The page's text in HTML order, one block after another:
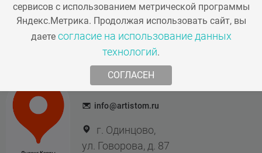
+74952041523
Заказать звонок
info@artistom.ru
г. Одинцово,
ул. Говорова, д. 87
сервисов с использованием метрической программы
Яндекс.Метрика. Продолжая использовать сайт, вы
даете согласие на использование данных
технологий.
СОГЛАСЕН